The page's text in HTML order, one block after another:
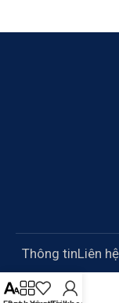
Thông tinLiên hệ